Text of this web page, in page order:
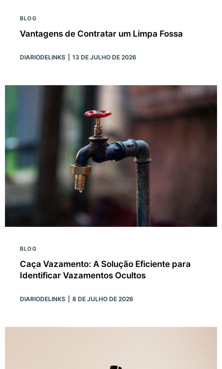
BLOG
Vantagens de Contratar um Limpa Fossa
DIARIODELINKS 13 DE JULHO DE 2026
BLOG
Caça Vazamento: A Solução Eficiente para
Identificar Vazamentos Ocultos
DIARIODELINKS 8 DE JULHO DE 2026